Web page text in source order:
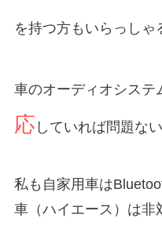
を持つ方もいらっしゃ
車のオーディオシステ
応 していれば問題な
私も自家用車は
車（ハイエース）は非